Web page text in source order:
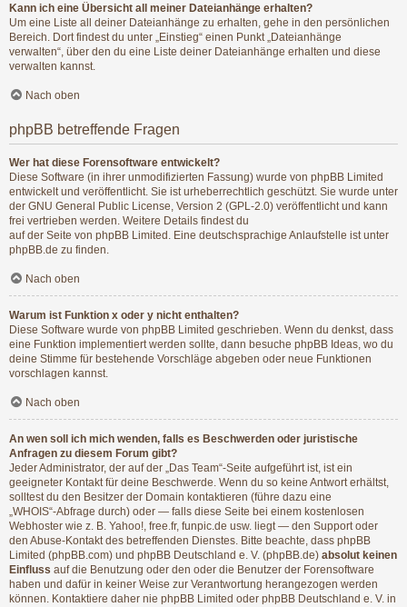
Kann ich eine Übersicht all meiner Dateianhänge erhalten?
Um eine Liste all deiner Dateianhänge zu erhalten, gehe in den persönlichen
Bereich. Dort findest du unter „Einstieg“ einen Punkt „Dateianhänge
verwalten“, über den du eine Liste deiner Dateianhänge erhalten und diese
verwalten kannst.
Nach oben
phpBB betreffende Fragen
Wer hat diese Forensoftware entwickelt?
Diese Software (in ihrer unmodifizierten Fassung) wurde von phpBB Limited
entwickelt und veröffentlicht. Sie ist urheberrechtlich geschützt. Sie wurde unter
der GNU General Public License, Version 2 (GPL-2.0) veröffentlicht und kann
frei vertrieben werden. Weitere Details findest du
auf der Seite von phpBB Limited . Eine deutschsprachige Anlaufstelle ist unter
phpBB.de zu finden.
Nach oben
Warum ist Funktion x oder y nicht enthalten?
Diese Software wurde von phpBB Limited geschrieben. Wenn du denkst, dass
eine Funktion implementiert werden sollte, dann besuche phpBB Ideas , wo du
deine Stimme für bestehende Vorschläge abgeben oder neue Funktionen
vorschlagen kannst.
Nach oben
An wen soll ich mich wenden, falls es Beschwerden oder juristische
Anfragen zu diesem Forum gibt?
Jeder Administrator, der auf der „Das Team“-Seite aufgeführt ist, ist ein
geeigneter Kontakt für deine Beschwerde. Wenn du so keine Antwort erhältst,
solltest du den Besitzer der Domain kontaktieren (führe dazu eine
„WHOIS“-Abfrage durch) oder — falls diese Seite bei einem kostenlosen
Webhoster wie z. B. Yahoo!, free.fr, funpic.de usw. liegt — den Support oder
den Abuse-Kontakt des betreffenden Dienstes. Bitte beachte, dass phpBB
Limited (phpBB.com) und phpBB Deutschland e. V. (phpBB.de) absolut keinen
Einfluss auf die Benutzung oder den oder die Benutzer der Forensoftware
haben und dafür in keiner Weise zur Verantwortung herangezogen werden
können. Kontaktiere daher nie phpBB Limited oder phpBB Deutschland e. V. in